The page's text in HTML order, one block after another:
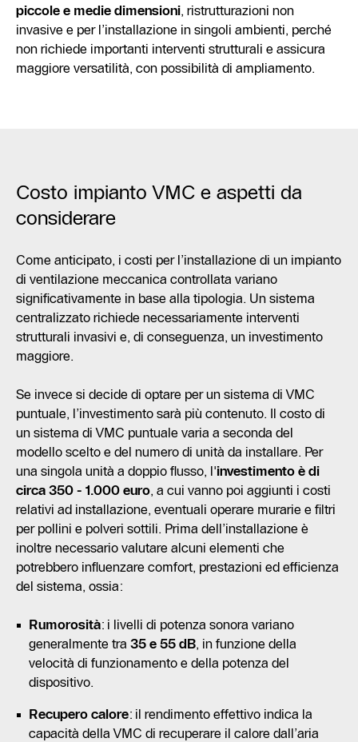
piccole e medie dimensioni, ristrutturazioni non
invasive e per l’installazione in singoli ambienti, perché
non richiede importanti interventi strutturali e assicura
maggiore versatilità, con possibilità di ampliamento.
Costo impianto VMC e aspetti da
considerare
Come anticipato, i costi per l’installazione di un impianto
di ventilazione meccanica controllata variano
significativamente in base alla tipologia. Un sistema
centralizzato richiede necessariamente interventi
strutturali invasivi e, di conseguenza, un investimento
maggiore.
Se invece si decide di optare per un sistema di VMC
puntuale, l’investimento sarà più contenuto. Il costo di
un sistema di VMC puntuale varia a seconda del
modello scelto e del numero di unità da installare. Per
una singola unità a doppio flusso, l'investimento è di
circa 350 - 1.000 euro, a cui vanno poi aggiunti i costi
relativi ad installazione, eventuali operare murarie e filtri
per pollini e polveri sottili. Prima dell’installazione è
inoltre necessario valutare alcuni elementi che
potrebbero influenzare comfort, prestazioni ed efficienza
del sistema, ossia:
Rumorosità: i livelli di potenza sonora variano
generalmente tra 35 e 55 dB, in funzione della
velocità di funzionamento e della potenza del
dispositivo.
Recupero calore: il rendimento effettivo indica la
capacità della VMC di recuperare il calore dall’aria